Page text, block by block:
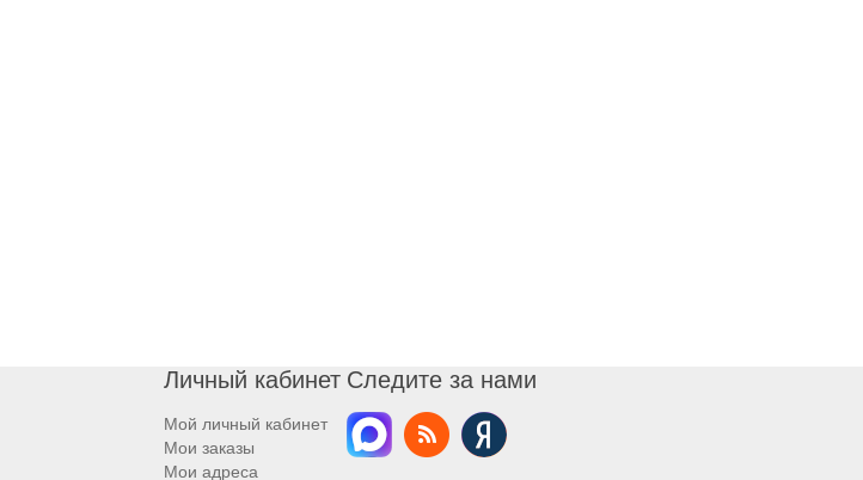
Личный кабинет
Мой личный кабинет
Мои заказы
Мои адреса
Следите за нами